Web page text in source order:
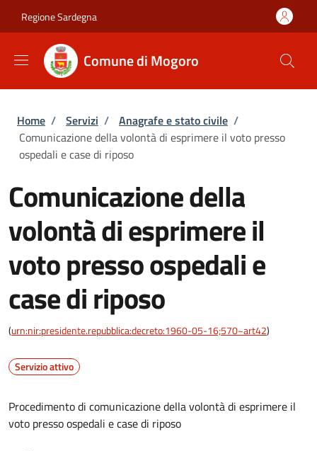
Regione Sardegna
Comune di Mogoro
Briciole di pane
Home / Servizi / Anagrafe e stato civile /
Comunicazione della volontà di esprimere il voto presso
ospedali e case di riposo
Comunicazione della
volontà di esprimere il
voto presso ospedali e
case di riposo
(urn:nir:presidente.repubblica:decreto:1960-05-16;570~art42)
Servizio attivo
Procedimento di comunicazione della volontà di esprimere il
voto presso ospedali e case di riposo